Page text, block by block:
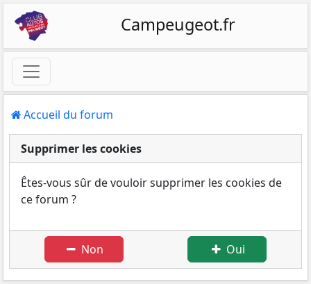
Campeugeot.fr
Accueil du forum
Supprimer les cookies
Êtes-vous sûr de vouloir supprimer les cookies de
ce forum ?
Non Oui